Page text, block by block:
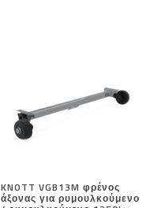
KNOTT VGB13M φρένος
άξονας για ρυμουλκούμενο